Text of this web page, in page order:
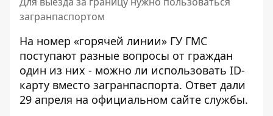
загранпаспортом
На номер «горячей линии» ГУ ГМС
поступают разные вопросы от граждан
один из них - можно ли использовать ID-
карту вместо загранпаспорта. Ответ дали
29 апреля на официальном сайте службы.